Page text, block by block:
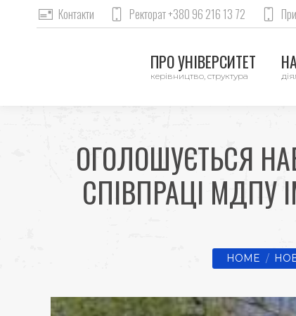
Контакти Ректорат +380 96 216 13 72
ПРО УНІВЕРСИТЕТ
керівництво, структура
ОГОЛОШУЄТЬСЯ
СПІВПРАЦІ МДПУ
You are here:
HOME